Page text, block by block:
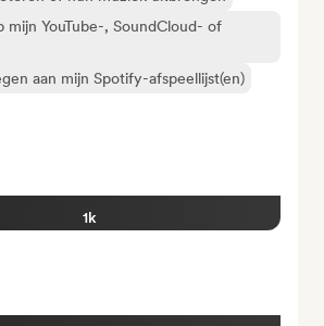
mijn YouTube-, SoundCloud- of
aan mijn Spotify-afspeellijst(en)
1k